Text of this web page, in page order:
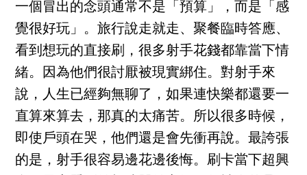
一個冒出的念頭通常不是「預算」，而是「感
覺很好玩」。旅行說走就走、聚餐臨時答應、
看到想玩的直接刷，很多射手花錢都靠當下情
緒。因為他們很討厭被現實綁住。對射手來
說，人生已經夠無聊了，如果連快樂都還要一
直算來算去，那真的太痛苦。所以很多時候，
即使戶頭在哭，他們還是會先衝再說。最誇張
的是，射手很容易邊花邊後悔。刷卡當下超興